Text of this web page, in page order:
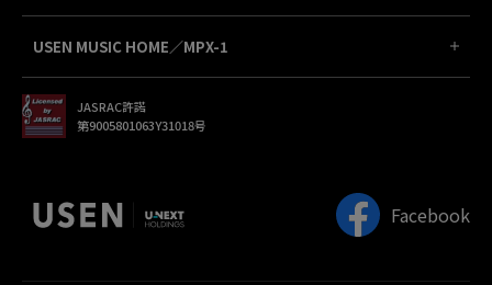
USEN MUSIC HOME／MPX-1
JASRAC許諾
第9005801063Y31018号
Facebook